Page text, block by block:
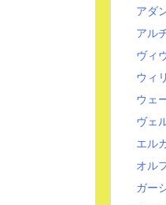
アダ
アル
ヴィ
ウィ
ウェ
ヴェ
エル
オル
ガー